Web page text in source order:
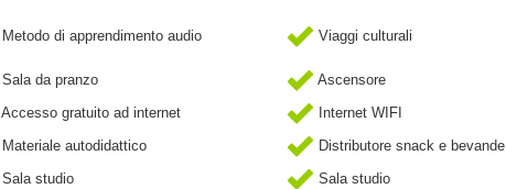
Metodo di apprendimento audio Viaggi culturali
Sala da pranzo
Ascensore
Accesso gratuito ad internet
Internet WIFI
Materiale autodidattico
Distributore snack e bevande
Sala studio
Sala studio